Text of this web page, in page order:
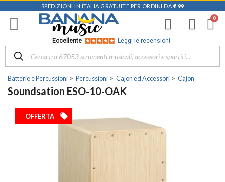
SPEDIZIONI IN ITALIA GRATUITE PER ORDINI DA € 99
Eccellente Leggi le recensioni
Batterie e Percussioni Percussioni Cajon ed Accessori Cajon
Soundsation ESO-10-OAK
OFFERTA local_offer